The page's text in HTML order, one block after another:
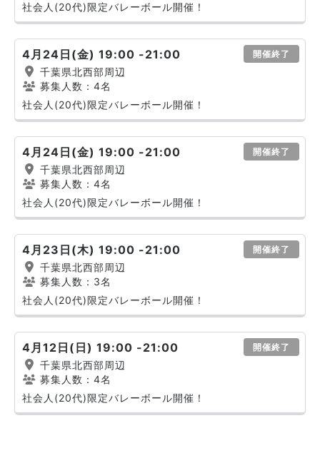
社会人(20代)限定バレーボール開催！
4月24日(金) 19:00 -21:00 開催終了
千葉県北西部周辺
募集人数：4名
社会人(20代)限定バレーボール開催！
4月24日(金) 19:00 -21:00 開催終了
千葉県北西部周辺
募集人数：4名
社会人(20代)限定バレーボール開催！
4月23日(木) 19:00 -21:00 開催終了
千葉県北西部周辺
募集人数：3名
社会人(20代)限定バレーボール開催！
4月12日(日) 19:00 -21:00 開催終了
千葉県北西部周辺
募集人数：4名
社会人(20代)限定バレーボール開催！